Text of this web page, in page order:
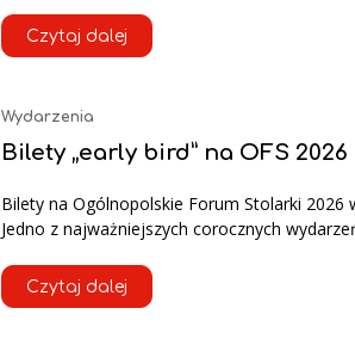
Czytaj dalej
Wydarzenia
Bilety „early bird” na OFS 2026
Bilety na Ogólnopolskie Forum Stolarki 2026
Jedno z najważniejszych corocznych
Czytaj dalej